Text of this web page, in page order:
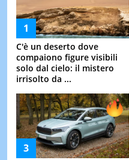
C'è un deserto dove
compaiono figure visibili
solo dal cielo: il mistero
irrisolto da ...